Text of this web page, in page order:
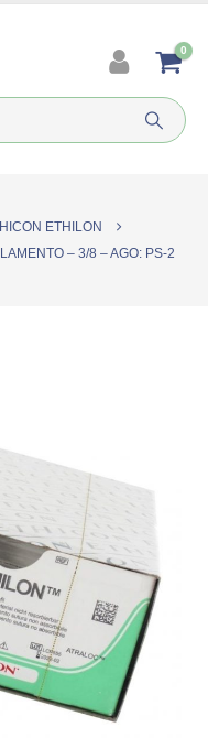
0
ETHILON
– 3/8 – AGO: PS-2